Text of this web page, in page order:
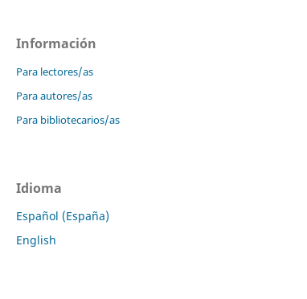
Información
Para lectores/as
Para autores/as
Para bibliotecarios/as
Idioma
Español (España)
English